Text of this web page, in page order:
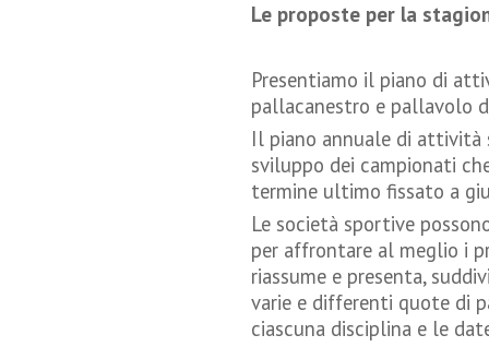
Le proposte per la
Presentiamo il piano di
pallacanestro e pallavolo
Il piano annuale di
sviluppo dei campionati
termine ultimo fissato a
Le società sportive
per affrontare al meglio i
riassume e presenta,
varie e differenti quote di
ciascuna disciplina e le